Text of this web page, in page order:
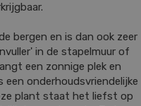
bergen en is dan ook zeer
in de stapelmuur of
een zonnige plek en
een onderhoudsvriendelijke
plant staat het liefst op